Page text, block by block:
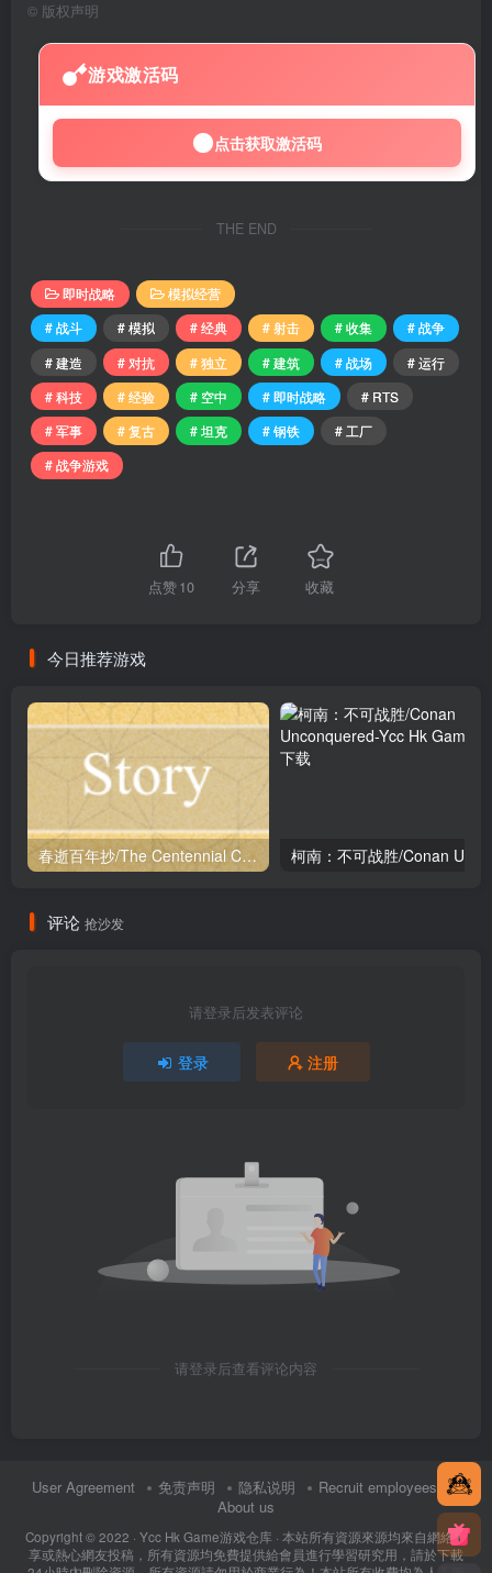
© 版权声明
游戏激活码
点击获取激活码
THE END
即时战略
模拟经营
# 战斗
# 模拟 # 经典 # 射击 # 收集
# 战争
# 建造
# 对抗 # 独立 # 建筑 # 战场
# 运行
# 科技
# 经验 # 空中 # 即时战略
# RTS
# 军事
# 复古 # 坦克 # 钢铁
# 工厂
# 战争游戏
点赞10 分享 收藏
今日推荐游戏
春逝百年抄/The Centennial Case: A Shijima Story
评论 抢沙发
请登录后发表评论
登录 注册
请登录后查看评论内容
User Agreement 免责声明 隐私说明
Recruit employees
About us
Copyright © 2022 · Ycc Hk Game游戏仓库 · 本站所有資源來源均來自網絡分
享或熱心網友投稿，所有資源均免費提供給會員進行學習研究用，請於下載